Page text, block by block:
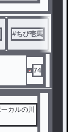
#ちび壱馬
74
カルの川